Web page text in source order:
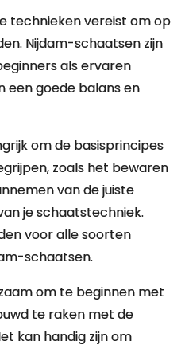
technieken vereist om op
Nijdam-schaatsen zijn
als ervaren
een goede balans en
om de basisprincipes
zoals het bewaren
van de juiste
je schaatstechniek.
voor alle soorten
schaatsen.
om te beginnen met
te raken met de
kan handig zijn om